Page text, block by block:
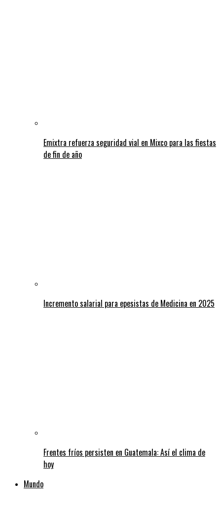
Emixtra refuerza seguridad vial en Mixco para las fiestas
de fin de año
Incremento salarial para epesistas de Medicina en 2025
Frentes fríos persisten en Guatemala: Así el clima de
hoy
Mundo